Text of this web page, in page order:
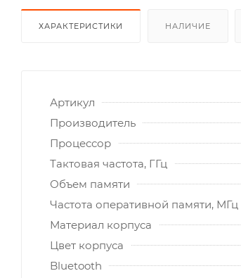
ХАРАКТЕРИСТИКИ НАЛИЧИЕ
Артикул
Производитель
Процессор
Тактовая частота, ГГц
Объем памяти
Частота оперативной памяти, МГц
Материал корпуса
Цвет корпуса
Bluetooth